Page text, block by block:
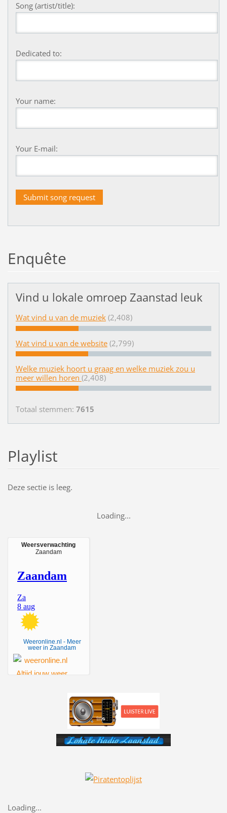
Song (artist/title):
Dedicated to:
Your name:
Your E-mail:
Enquête
Vind u lokale omroep Zaanstad leuk
Wat vind u van de muziek (2,408)
Wat vind u van de website (2,799)
Welke muziek hoort u graag en welke muziek zou u
meer willen horen (2,408)
Totaal stemmen: 7615
Playlist
Deze sectie is leeg.
Loading...
Weersverwachting
Zaandam
Weeronline.nl - Meer
weer in Zaandam
Loading...